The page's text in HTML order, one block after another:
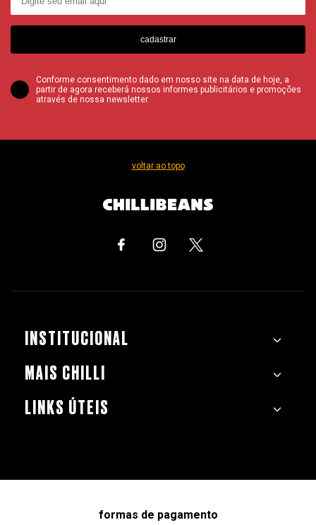
cadastrar
Conforme consentimento dado em nosso site na data de hoje, a
partir de agora receberá nossos informes publicitários e promoções
através de nossa newsletter.
voltar ao topo
INSTITUCIONAL
MAIS CHILLI
LINKS ÚTEIS
formas de pagamento